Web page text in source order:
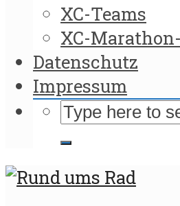
XC-Teams
XC-
Datenschutz
Impressum